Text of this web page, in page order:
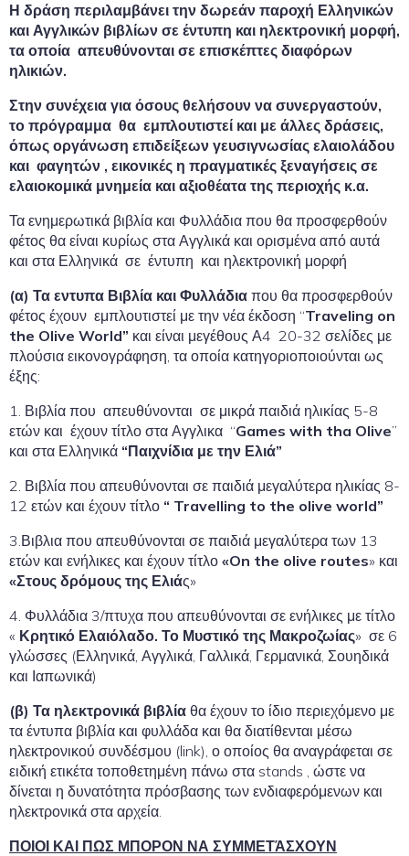
Η δράση περιλαμβάνει την δωρεάν παροχή Ελληνικών
και Αγγλικών βιβλίων σε έντυπη και ηλεκτρονική μορφή,
τα οποία απευθύνονται σε επισκέπτες διαφόρων
ηλικιών.
Στην συνέχεια για όσους θελήσουν να συνεργαστούν,
το πρόγραμμα θα εμπλουτιστεί και με άλλες δράσεις,
όπως οργάνωση επιδείξεων γευσιγνωσίας ελαιολάδου
και φαγητών , εικονικές η πραγματικές ξεναγήσεις σε
ελαιοκομικά μνημεία και αξιοθέατα της περιοχής κ.α.
Τα ενημερωτικά βιβλία και Φυλλάδια που θα προσφερθούν
φέτος θα είναι κυρίως στα Αγγλικά και ορισμένα από αυτά
και στα Ελληνικά σε έντυπη και ηλεκτρονική μορφή
(α) Τα εντυπα Βιβλία και Φυλλάδια που θα προσφερθούν
φέτος έχουν εμπλουτιστεί με την νέα έκδοση “Traveling on
the Olive World” και είναι μεγέθους Α4 20-32 σελίδες με
πλούσια εικονογράφηση, τα οποία κατηγοριοποιούνται ως
έξης:
1. Βιβλία που απευθύνονται σε μικρά παιδιά ηλικίας 5-8
ετών και έχουν τίτλο στα Αγγλικα “Games with tha Olive”
και στα Ελληνικά “Παιχνίδια με την Ελιά”
2. Βιβλία που απευθύνονται σε παιδιά μεγαλύτερα ηλικίας 8-
12 ετών και έχουν τίτλο “ Travelling to the olive world”
3.Βιβλια που απευθύνονται σε παιδιά μεγαλύτερα των 13
ετών και ενήλικες και έχουν τίτλο «On the olive routes» και
«Στους δρόμους της Ελιάς»
4. Φυλλάδια 3/πτυχα που απευθύνονται σε ενήλικες με τίτλο
« Κρητικό Ελαιόλαδο. Το Μυστικό της Μακροζωίας» σε 6
γλώσσες (Ελληνικά, Αγγλικά, Γαλλικά, Γερμανικά, Σουηδικά
και Ιαπωνικά)
(β) Τα ηλεκτρονικά βιβλία θα έχουν το ίδιο περιεχόμενο με
τα έντυπα βιβλία και φυλλάδα και θα διατίθενται μέσω
ηλεκτρονικού συνδέσμου (link), ο οποίος θα αναγράφεται σε
ειδική ετικέτα τοποθετημένη πάνω στα stands , ώστε να
δίνεται η δυνατότητα πρόσβασης των ενδιαφερόμενων και
ηλεκτρονικά στα αρχεία.
ΠΟΙΟΙ ΚΑΙ ΠΩΣ ΜΠΟΡΟΝ ΝΑ ΣΥΜΜΕΤΆΣΧΟΥΝ